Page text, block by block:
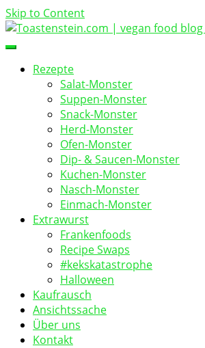
Skip to Content
Toastenstein.com
vegan food blog
Rezepte
Salat-Monster
Suppen-Monster
Snack-Monster
Herd-Monster
Ofen-Monster
Dip- & Saucen-Monster
Kuchen-Monster
Nasch-Monster
Einmach-Monster
Extrawurst
Frankenfoods
Recipe Swaps
#kekskatastrophe
Halloween
Kaufrausch
Ansichtssache
Über uns
Kontakt